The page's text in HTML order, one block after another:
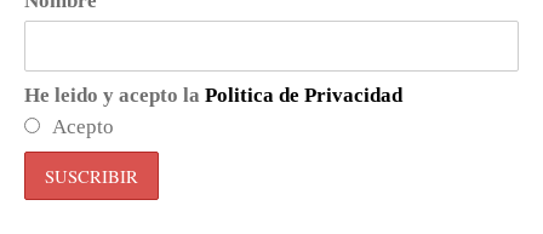
He leido y acepto la Politica de Privacidad
Acepto